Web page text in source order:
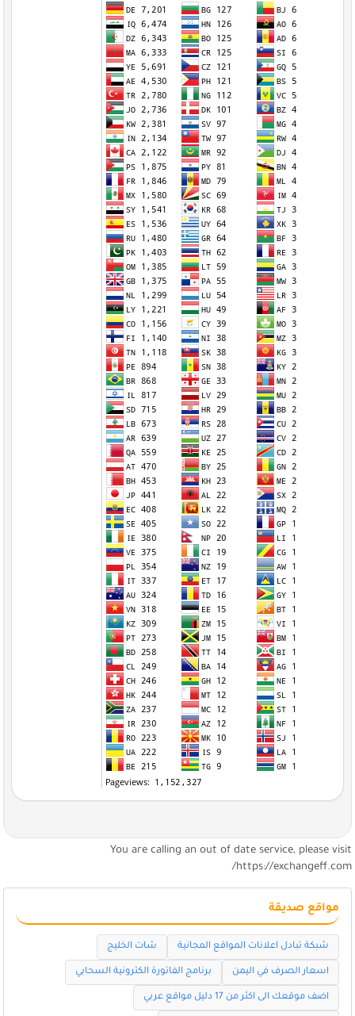
You are calling an out of date service, please visit
https://exchangeff.com/
مواقع صديقة
شبكة تبادل اعلانات المواقع المجانية شات الخليج
اسعار الصرف في اليمن برنامج الفاتورة الكترونية السحابي
اضف موقعك الى اكثر من 17 دليل مواقع عربي